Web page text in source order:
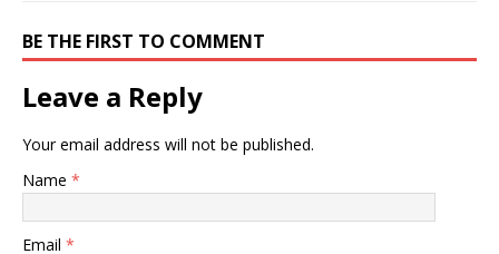
BE THE FIRST TO COMMENT
Leave a Reply
Your email address will not be published.
Name *
Email *